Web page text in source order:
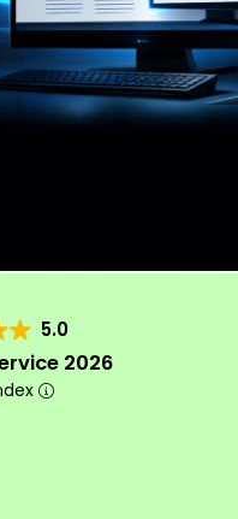
5.0
2026